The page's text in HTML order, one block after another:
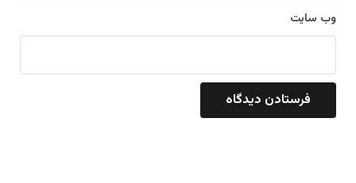
وب‌ سایت